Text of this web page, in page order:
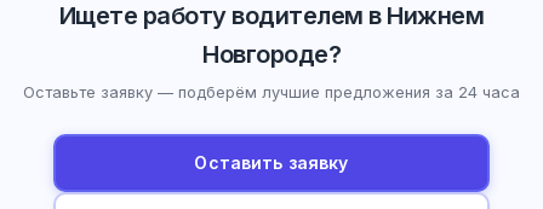
Ищете работу водителем в Нижнем
Новгороде?
Оставьте заявку — подберём лучшие предложения за 24 часа
Оставить заявку